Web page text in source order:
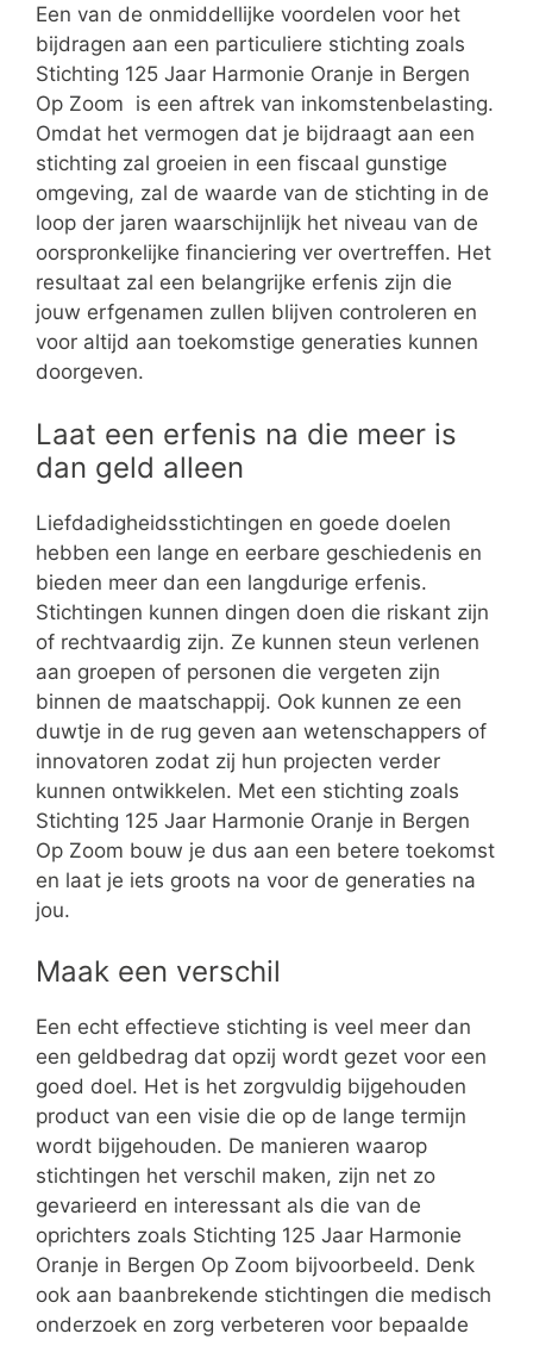
Een van de onmiddellijke voordelen voor het
bijdragen aan een particuliere stichting zoals
Stichting 125 Jaar Harmonie Oranje in Bergen
Op Zoom is een aftrek van inkomstenbelasting.
Omdat het vermogen dat je bijdraagt aan een
stichting zal groeien in een fiscaal gunstige
omgeving, zal de waarde van de stichting in de
loop der jaren waarschijnlijk het niveau van de
oorspronkelijke financiering ver overtreffen. Het
resultaat zal een belangrijke erfenis zijn die
jouw erfgenamen zullen blijven controleren en
voor altijd aan toekomstige generaties kunnen
doorgeven.
Laat een erfenis na die meer is
dan geld alleen
Liefdadigheidsstichtingen en goede doelen
hebben een lange en eerbare geschiedenis en
bieden meer dan een langdurige erfenis.
Stichtingen kunnen dingen doen die riskant zijn
of rechtvaardig zijn. Ze kunnen steun verlenen
aan groepen of personen die vergeten zijn
binnen de maatschappij. Ook kunnen ze een
duwtje in de rug geven aan wetenschappers of
innovatoren zodat zij hun projecten verder
kunnen ontwikkelen. Met een stichting zoals
Stichting 125 Jaar Harmonie Oranje in Bergen
Op Zoom bouw je dus aan een betere toekomst
en laat je iets groots na voor de generaties na
jou.
Maak een verschil
Een echt effectieve stichting is veel meer dan
een geldbedrag dat opzij wordt gezet voor een
goed doel. Het is het zorgvuldig bijgehouden
product van een visie die op de lange termijn
wordt bijgehouden. De manieren waarop
stichtingen het verschil maken, zijn net zo
gevarieerd en interessant als die van de
oprichters zoals Stichting 125 Jaar Harmonie
Oranje in Bergen Op Zoom bijvoorbeeld. Denk
ook aan baanbrekende stichtingen die medisch
onderzoek en zorg verbeteren voor bepaalde